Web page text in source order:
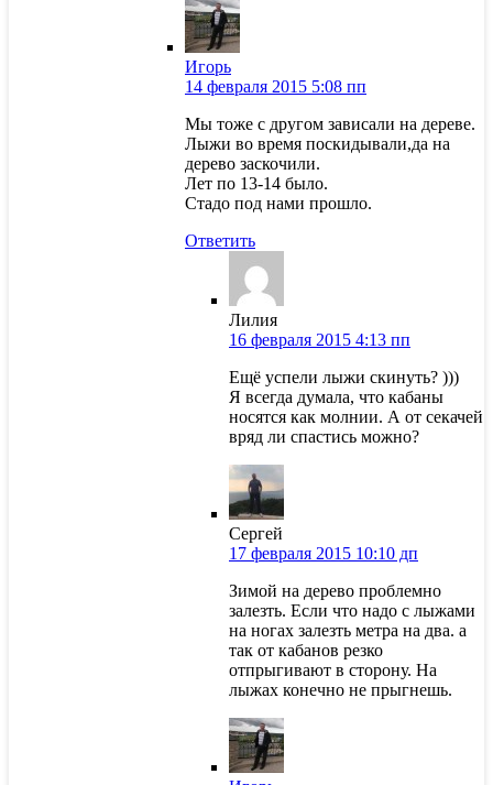
Игорь
14 февраля 2015 5:08 пп
Мы тоже с другом зависали на дереве.
Лыжи во время поскидывали,да на
дерево заскочили.
Лет по 13-14 было.
Стадо под нами прошло.
Ответить
Лилия
16 февраля 2015 4:13 пп
Ещё успели лыжи скинуть? )))
Я всегда думала, что кабаны
носятся как молнии. А от секачей
вряд ли спастись можно?
Сергей
17 февраля 2015 10:10 дп
Зимой на дерево проблемно
залезть. Если что надо с лыжами
на ногах залезть метра на два. а
так от кабанов резко
отпрыгивают в сторону. На
лыжах конечно не прыгнешь.